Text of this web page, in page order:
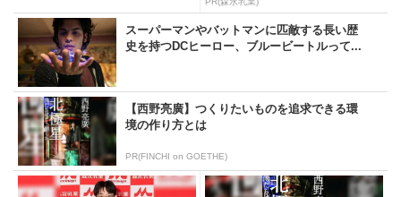
スーパーマンやバットマンに匹敵する長い歴
史を持つDCヒーロー、ブルービートルって...
【西野亮廣】つくりたいものを追求できる環
境の作り方とは
PR(FINCHI on GOETHE)